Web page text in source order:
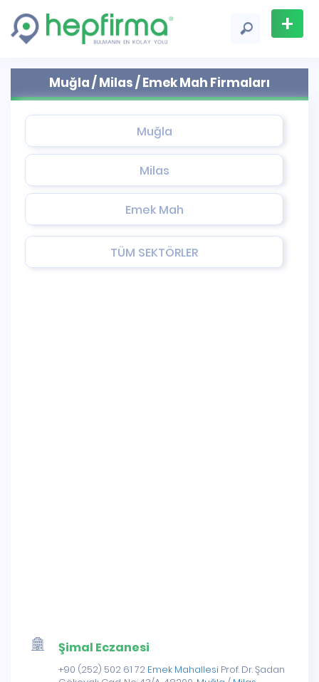
+
Muğla / Milas / Emek Mah Firmaları
Şimal Eczanesi
+90 (252) 502 61 72 Emek Mahallesi Prof. Dr. Şadan